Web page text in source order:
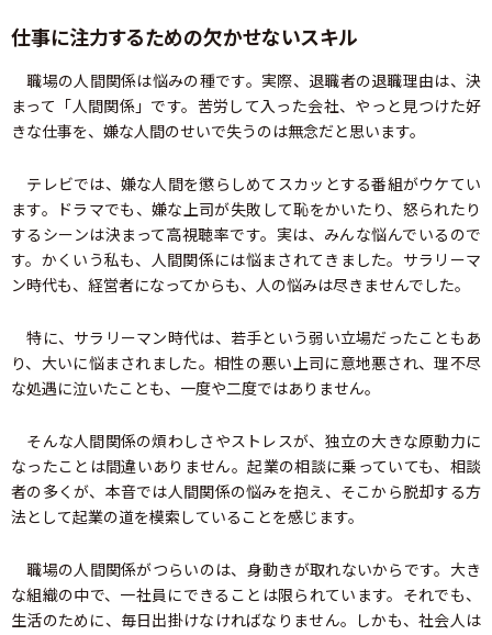
仕事に注力するための欠かせないスキル
職場の人間関係は悩みの種です。実際、退職者の退職理由は、決
まって「人間関係」です。苦労して入った会社、やっと見つけた好
きな仕事を、嫌な人間のせいで失うのは無念だと思います。
テレビでは、嫌な人間を懲らしめてスカッとする番組がウケてい
ます。ドラマでも、嫌な上司が失敗して恥をかいたり、怒られたり
するシーンは決まって高視聴率です。実は、みんな悩んでいるので
す。かくいう私も、人間関係には悩まされてきました。サラリーマ
ン時代も、経営者になってからも、人の悩みは尽きませんでした。
特に、サラリーマン時代は、若手という弱い立場だったこともあ
り、大いに悩まされました。相性の悪い上司に意地悪され、理不尽
な処遇に泣いたことも、一度や二度ではありません。
そんな人間関係の煩わしさやストレスが、独立の大きな原動力に
なったことは間違いありません。起業の相談に乗っていても、相談
者の多くが、本音では人間関係の悩みを抱え、そこから脱却する方
法として起業の道を模索していることを感じます。
職場の人間関係がつらいのは、身動きが取れないからです。大き
な組織の中で、一社員にできることは限られています。それでも、
生活のために、毎日出掛けなければなりません。しかも、社会人は